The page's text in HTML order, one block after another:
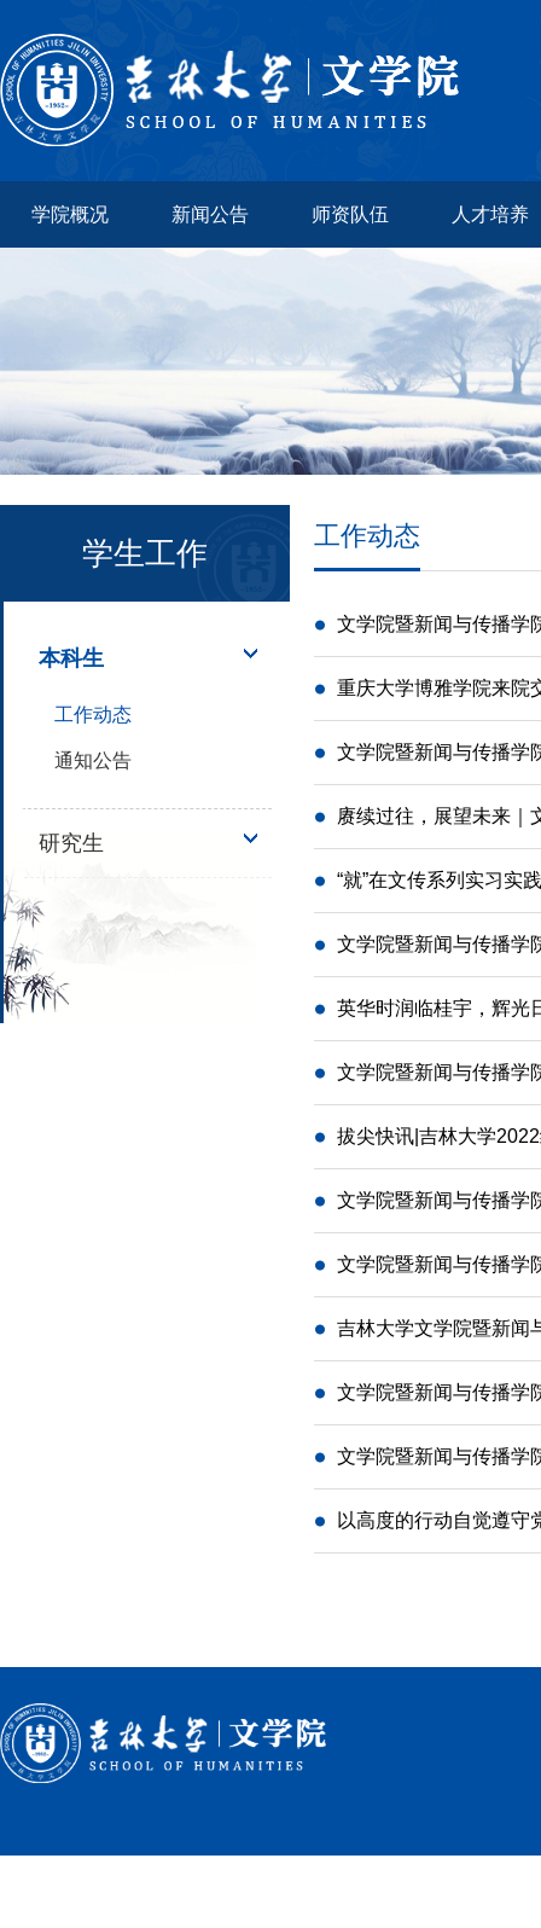
学院概况 新闻公告 师资队伍 人才培养
学生工作
本科生
工作动态
通知公告
研究生
工作动态
文学院暨新闻与传播学
重庆大学博雅学院来院
文学院暨新闻与传播学
赓续过往，展望未来｜
“就”在文传系列实习实
文学院暨新闻与传播学
英华时润临桂宇，辉
文学院暨新闻与传播学
拔尖快讯|吉林大学
文学院暨新闻与传播学
文学院暨新闻与传播学
吉林大学文学院暨新闻
文学院暨新闻与传播学
文学院暨新闻与传播学
以高度的行动自觉遵